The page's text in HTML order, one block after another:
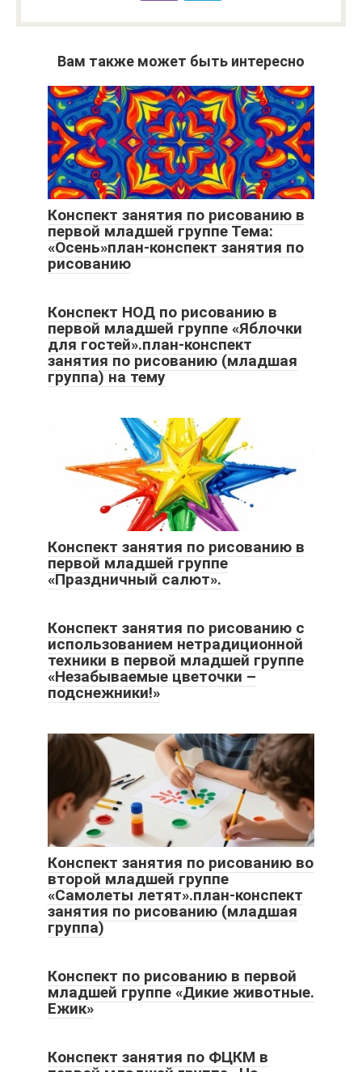
Вам также может быть интересно
Конспект занятия по рисованию в
первой младшей группе Тема:
«Осень»план-конспект занятия по
рисованию
Конспект НОД по рисованию в
первой младшей группе «Яблочки
для гостей».план-конспект
занятия по рисованию (младшая
группа) на тему
Конспект занятия по рисованию в
первой младшей группе
«Праздничный салют».
Конспект занятия по рисованию с
использованием нетрадиционной
техники в первой младшей группе
«Незабываемые цветочки –
подснежники!»
Конспект занятия по рисованию во
второй младшей группе
«Самолеты летят».план-конспект
занятия по рисованию (младшая
группа)
Конспект по рисованию в первой
младшей группе «Дикие животные.
Ежик»
Конспект занятия по ФЦКМ в